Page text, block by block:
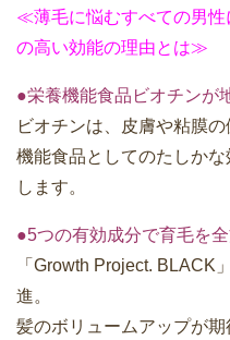
≪薄毛に悩むすべての男性
の高い効能の理由とは≫
●栄養機能食品ビオチンが
ビオチンは、皮膚や粘膜
機能食品としてのたしか
します。
●5つの有効成分で育毛を
「Growth Project. BLACK
進。
髪のボリュームアップが